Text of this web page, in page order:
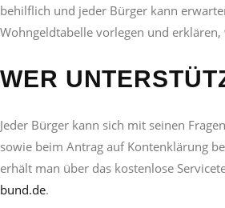
behilflich und jeder Bürger kann
Wohngeldtabelle vorlegen und
WER
Jeder Bürger kann sich mit seinen
sowie beim Antrag auf Kontenklärung
erhält man über das kostenlose
bund.de.